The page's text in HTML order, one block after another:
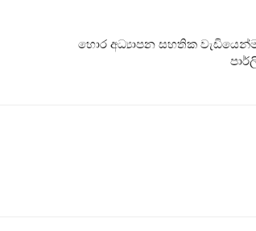
හොර අධ්‍යාපන සහතික